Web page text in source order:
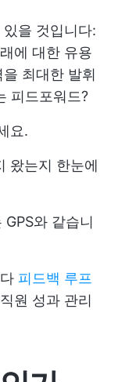
을 것입니다:
에 대한 유용
최대한 발휘
피드포워드?
요.
왔는지 한눈에
와 같습니
피드백 루프
원 성과 관리